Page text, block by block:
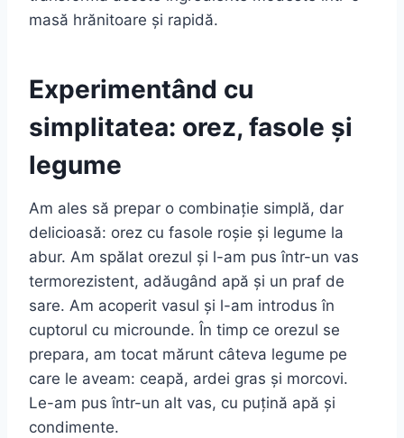
masă hrănitoare și rapidă.
Experimentând cu
simplitatea: orez, fasole și
legume
Am ales să prepar o combinație simplă, dar
delicioasă: orez cu fasole roșie și legume la
abur. Am spălat orezul și l-am pus într-un vas
termorezistent, adăugând apă și un praf de
sare. Am acoperit vasul și l-am introdus în
cuptorul cu microunde. În timp ce orezul se
prepara, am tocat mărunt câteva legume pe
care le aveam: ceapă, ardei gras și morcovi.
Le-am pus într-un alt vas, cu puțină apă și
condimente.